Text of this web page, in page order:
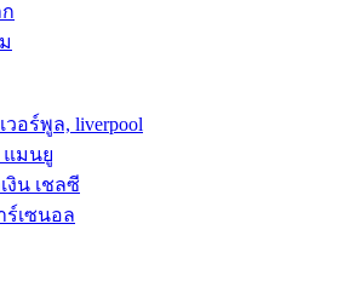
อร์พูล, liverpool
แมนยู
งิน เชลซี
เซนอล